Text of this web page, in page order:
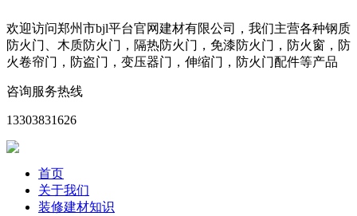
欢迎访问郑州市bjl平台官网建材有限公司，我们主营各种钢质
防火门、木质防火门，隔热防火门，免漆防火门，防火窗，防
火卷帘门，防盗门，变压器门，伸缩门，防火门配件等产品
咨询服务热线
13303831626
首页
关于我们
装修建材知识